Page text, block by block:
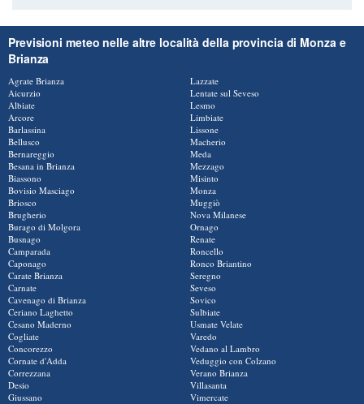
Previsioni meteo nelle altre località della provincia di Monza e
Brianza
Agrate Brianza
Aicurzio
Albiate
Arcore
Barlassina
Bellusco
Bernareggio
Besana in Brianza
Biassono
Bovisio Masciago
Briosco
Brugherio
Burago di Molgora
Busnago
Camparada
Caponago
Carate Brianza
Carnate
Cavenago di Brianza
Ceriano Laghetto
Cesano Maderno
Cogliate
Concorezzo
Cornate d'Adda
Correzzana
Desio
Giussano
Lazzate
Lentate sul Seveso
Lesmo
Limbiate
Lissone
Macherio
Meda
Mezzago
Misinto
Monza
Muggiò
Nova Milanese
Ornago
Renate
Roncello
Ronco Briantino
Seregno
Seveso
Sovico
Sulbiate
Usmate Velate
Varedo
Vedano al Lambro
Veduggio con Colzano
Verano Brianza
Villasanta
Vimercate